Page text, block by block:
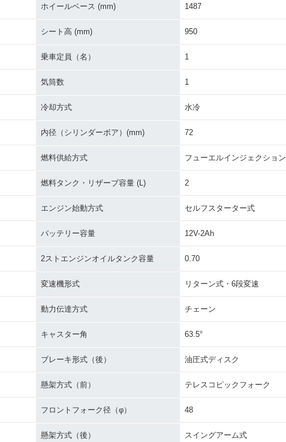
ホイールベース (mm) 1487
シート高 (mm) 950
乗車定員（名） 1
気筒数 1
冷却方式 水冷
内径（シリンダーボア）(mm) 72
燃料供給方式 フューエルインジェクション
燃料タンク・リザーブ容量 (L) 2
エンジン始動方式 セルフスターター式
バッテリー容量 12V-2Ah
2ストエンジンオイルタンク容量 0.70
変速機形式 リターン式・6段変速
動力伝達方式 チェーン
キャスター角 63.5°
ブレーキ形式（後） 油圧式ディスク
懸架方式（前） テレスコピックフォーク
フロントフォーク径（φ） 48
懸架方式（後） スイングアーム式